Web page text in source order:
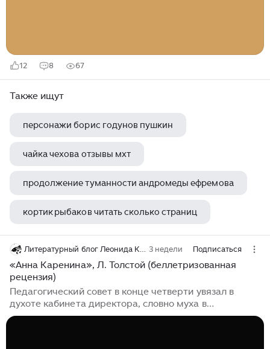
12 8 67
Также ищут
персонажи борис годунов пушкин
чайка чехова отзывы мхт
продолжение туманности андромеды ефремова
кортик рыбаков читать сколько страниц
Литературный блог Леонида Карпова 3 недели Подписаться
«Анна Каренина», Л. Толстой (беллетризованная
рецензия)
Педагогический совет в конце четверти увязал в
духоте кабинета директора, словно муха в
прокисшем варенье. За окном расстилался типичный